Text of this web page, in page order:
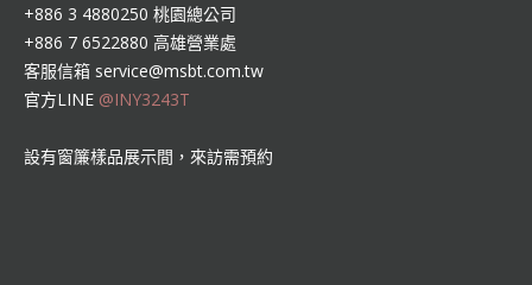
+886 3 4880250 桃園總公司
+886 7 6522880 高雄營業處
客服信箱 service@msbt.com.tw
官方LINE @INY3243T
設有窗簾樣品展示間，來訪需預約